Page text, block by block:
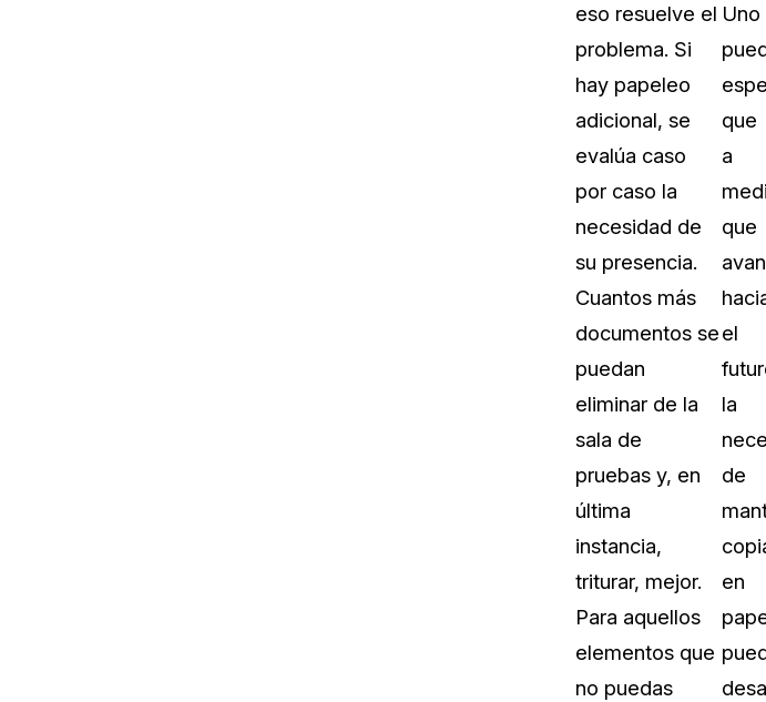
eso resuelve el
problema. Si
hay papeleo
adicional, se
evalúa caso
por caso la
necesidad de
su presencia.
Cuantos más
documentos se
puedan
eliminar de la
sala de
pruebas y, en
última
instancia,
triturar, mejor.
Para aquellos
elementos que
no puedas
Uno
que
a
que
el
la
de
en